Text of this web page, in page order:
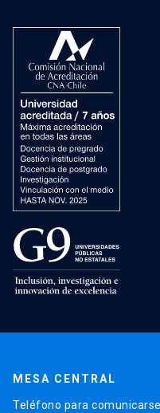
MESA CENTRAL
Teléfono para